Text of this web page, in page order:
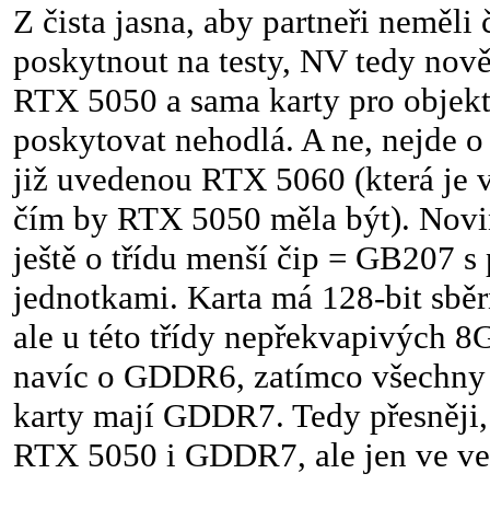
Z čista jasna, aby partneři neměli
poskytnout na testy, NV tedy
RTX 5050 a sama karty pro
poskytovat nehodlá. A ne, nejde
již uvedenou RTX 5060 (která je
čím by RTX 5050 měla být).
ještě o třídu menší čip = GB207
jednotkami. Karta má 128-bit
ale u této třídy nepřekvapivých
navíc o GDDR6, zatímco
karty mají GDDR7. Tedy
RTX 5050 i GDDR7, ale jen ve